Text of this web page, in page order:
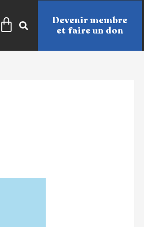
Panier
Devenir membre
et faire un don